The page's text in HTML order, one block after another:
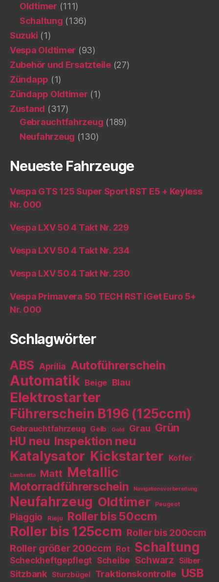
Oldtimer (111)
Schaltung (136)
Suzuki (1)
Vespa Oldtimer (93)
Zubehör und Ersatzteile(27)
Zündapp (1)
Zündapp Oldtimer (1)
Zustand (317)
Gebrauchtfahrzeug (189)
Neufahrzeug (130)
Neueste Fahrzeuge
Vespa GTS 125 Super Sport RST E5 + Keyless
Nr. 000
Vespa LXV 50 4 Takt Nr. 229
Vespa LXV 50 4 Takt Nr. 234
Vespa LXV 50 4 Takt Nr. 230
Vespa Primavera 50 TECH RST iGet Euro 5+
Nr. 000
Schlagwörter
ABS Aprilia Autoführerschein
Automatik Beige Blau
Elektrostarter
Führerschein B196 (125ccm)
Gebrauchtfahrzeug Gelb Gold Grau Grün
HU neu Inspektion neu
Katalysator Kickstarter Koffer
Lambretta Matt Metallic
Motorradführerschein Navigationsvorbereitung
Neufahrzeug Oldtimer Peugeot
Piaggio Rieju Roller bis 50ccm
Roller bis 125ccm Roller bis 200ccm
Roller größer 200ccm Rot Schaltung
Scheckheftgepflegt Scheibe Schwarz Silber
Sitzbank Sturzbügel Traktionskontrolle USB